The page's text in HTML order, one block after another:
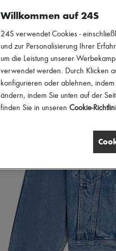
Willkommen auf 24S
24S verwendet Cookies -
und zur Personalisierung Ihrer
um die Leistung unserer
verwendet werden. Durch Klicken
konfigurieren oder ablehnen,
ändern, indem Sie unten auf der
finden Sie in unseren Cookie-